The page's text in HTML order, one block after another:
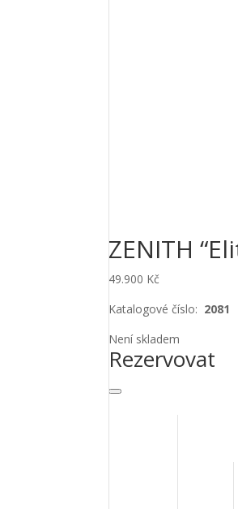
ZENITH
49.900 Kč
Katalogové číslo: 2081
Není skladem
Rezervovat